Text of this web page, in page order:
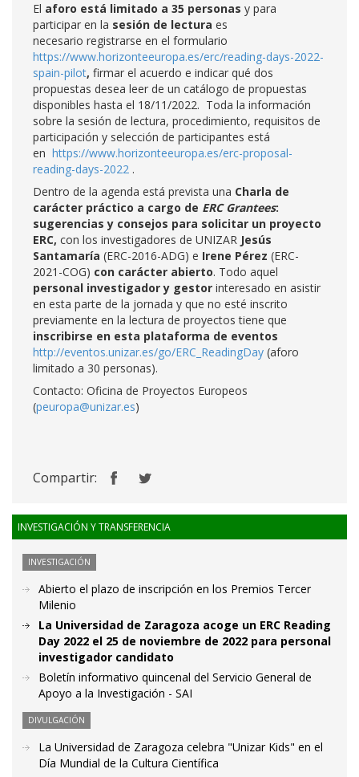
El aforo está limitado a 35 personas y para
participar en la sesión de lectura es
necesario registrarse en el formulario
https://www.horizonteeuropa.es/erc/reading-days-2022-
spain-pilot, firmar el acuerdo e indicar qué dos
propuestas desea leer de un catálogo de propuestas
disponibles hasta el 18/11/2022. Toda la información
sobre la sesión de lectura, procedimiento, requisitos de
participación y selección de participantes está
en https://www.horizonteeuropa.es/erc-proposal-
reading-days-2022 .
Dentro de la agenda está prevista una Charla de
carácter práctico a cargo de ERC Grantees:
sugerencias y consejos para solicitar un proyecto
ERC, con los investigadores de UNIZAR Jesús
Santamaría (ERC-2016-ADG) e Irene Pérez (ERC-
2021-COG) con carácter abierto. Todo aquel
personal investigador y gestor interesado en asistir
en esta parte de la jornada y que no esté inscrito
previamente en la lectura de proyectos tiene que
inscribirse en esta plataforma de eventos
http://eventos.unizar.es/go/ERC_ReadingDay (aforo
limitado a 30 personas).
Contacto: Oficina de Proyectos Europeos
(peuropa@unizar.es)
Compartir:
INVESTIGACIÓN Y TRANSFERENCIA
INVESTIGACIÓN
Abierto el plazo de inscripción en los Premios Tercer
Milenio
La Universidad de Zaragoza acoge un ERC Reading
Day 2022 el 25 de noviembre de 2022 para personal
investigador candidato
Boletín informativo quincenal del Servicio General de
Apoyo a la Investigación - SAI
DIVULGACIÓN
La Universidad de Zaragoza celebra "Unizar Kids" en el
Día Mundial de la Cultura Científica